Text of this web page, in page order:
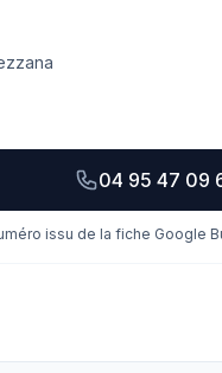
04 95 47 09
issu de la fiche Google